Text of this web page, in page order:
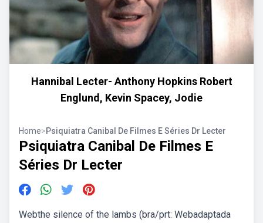
Hannibal Lecter- Anthony Hopkins Robert
Englund, Kevin Spacey, Jodie
Home>Psiquiatra Canibal De Filmes E Séries Dr Lecter
Psiquiatra Canibal De Filmes E
Séries Dr Lecter
Webthe silence of the lambs (bra/prt: Webadaptada